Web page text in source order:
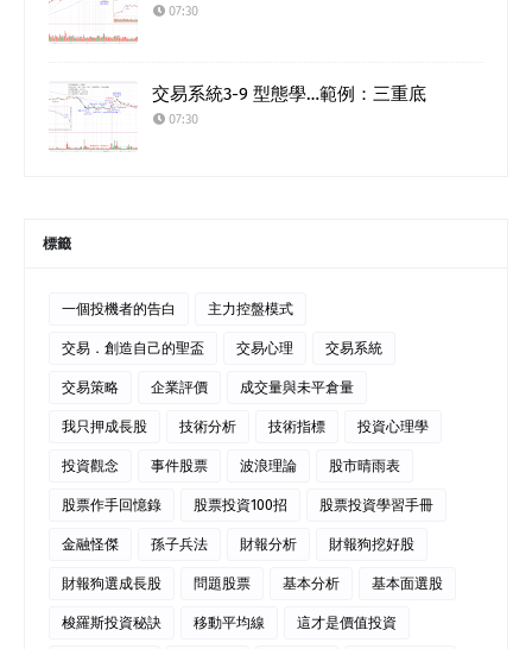
07:30
交易系統3-9 型態學…範例：三重底
07:30
標籤
一個投機者的告白 主力控盤模式
交易．創造自己的聖盃 交易心理 交易系統
交易策略 企業評價 成交量與未平倉量
我只押成長股 技術分析 技術指標 投資心理學
投資觀念 事件股票 波浪理論 股市晴雨表
股票作手回憶錄 股票投資100招 股票投資學習手冊
金融怪傑 孫子兵法 財報分析 財報狗挖好股
財報狗選成長股 問題股票 基本分析 基本面選股
梭羅斯投資秘訣 移動平均線 這才是價值投資